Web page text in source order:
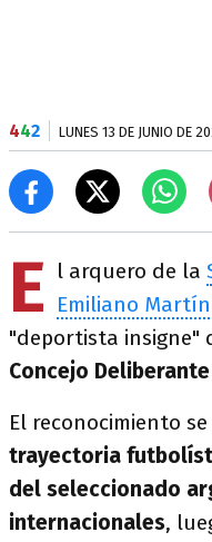
442 LUNES 13 DE JUNIO DE
E l arquero de la
Emiliano
"deportista insigne"
Concejo Deliberante
El reconocimiento
trayectoria
del seleccionado
internacionales,